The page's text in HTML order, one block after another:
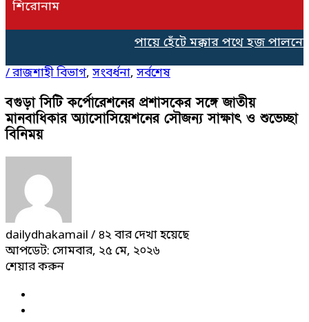
শিরোনাম
পায়ে হেঁটে মক্কার পথে হজ
/রাজশাহী বিভাগ, সংবর্ধনা, সর্বশেষ
বগুড়া সিটি কর্পোরেশনের প্রশাসকের সঙ্গে জাতীয়
মানবাধিকার অ্যাসোসিয়েশনের সৌজন্য সাক্ষাৎ ও শুভেচ্ছা
বিনিময়
dailydhakamail / ৪২ বার দেখা হয়েছে
আপডেট: সোমবার, ২৫ মে, ২০২৬
শেয়ার করুন